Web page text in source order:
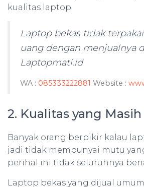
kualitas laptop.
Laptop bekas tidak
uang dengan menjualnya
Laptopmati.id
WA : 085333222881 Website :
2. Kualitas yang
Banyak orang berpikir kalau
jadi tidak mempunyai mutu
perihal ini tidak seluruhnya
Laptop bekas yang dijual